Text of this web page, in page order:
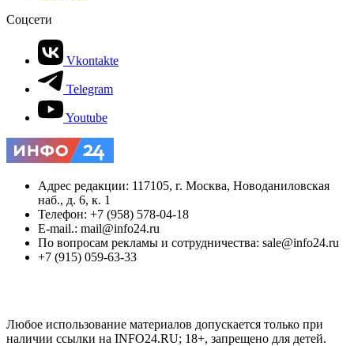
Соцсети
Vkontakte
Telegram
Youtube
Адрес редакции: 117105, г. Москва, Новоданиловская
наб., д. 6, к. 1
Телефон: +7 (958) 578-04-18
E-mail.: mail@info24.ru
По вопросам рекламы и сотрудничества: sale@info24.ru
+7 (915) 059-63-33
Любое использование материалов допускается только при
наличии ссылки на INFO24.RU; 18+, запрещено для детей.